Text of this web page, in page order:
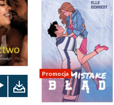
Promocja